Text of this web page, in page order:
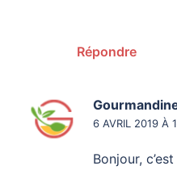
Répondre
6 AVRIL 2019 À
Bonjour,